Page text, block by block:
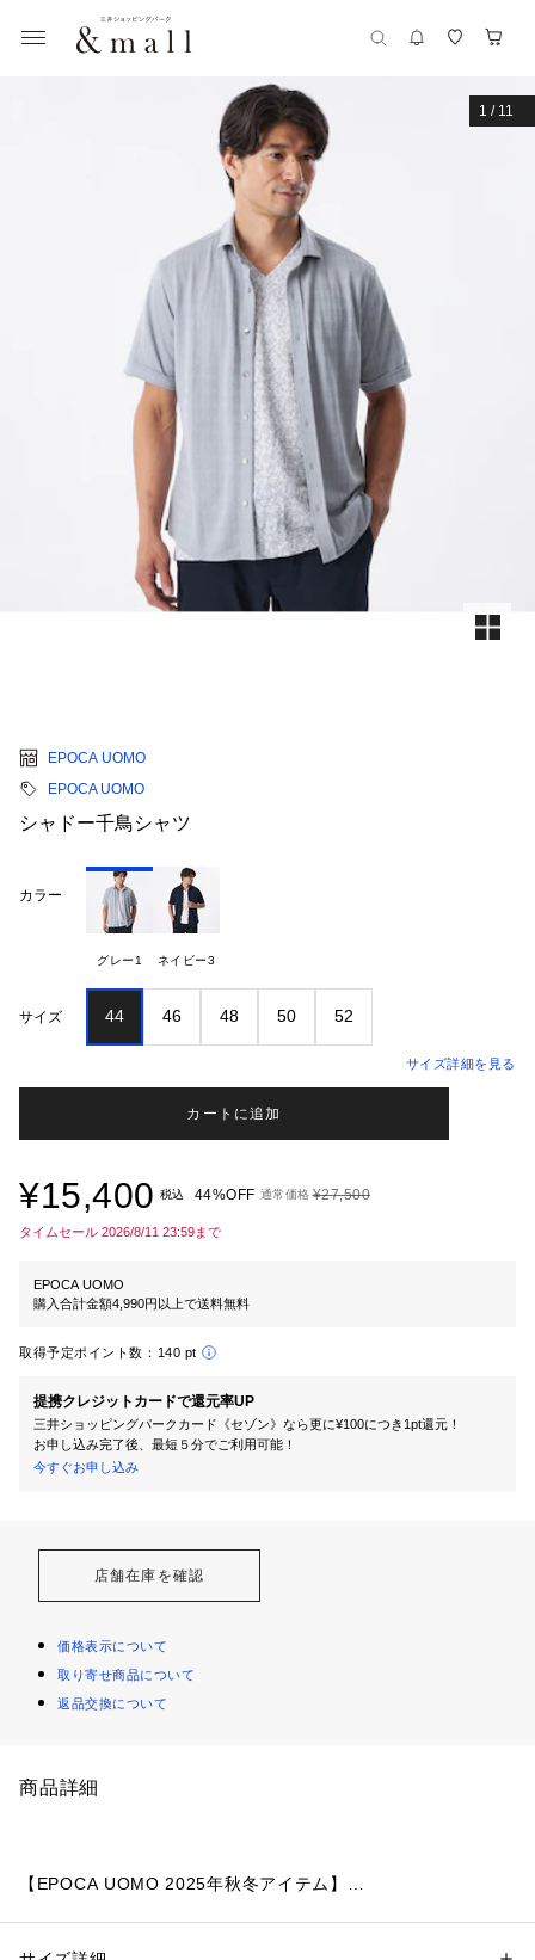
1 / 11
EPOCA UOMO
EPOCA UOMO
シャドー千鳥シャツ
カラー
グレー1 ネイビー3
サイズ 44 46 48 50 52
サイズ詳細を見る
カートに追加
¥15,400 税込 44%OFF 通常価格 ¥27,500
タイムセール 2026/8/11 23:59まで
EPOCA UOMO
購入合計金額4,990円以上で送料無料
取得予定ポイント数： 140 pt
提携クレジットカードで還元率UP
三井ショッピングパークカード《セゾン》なら更に¥100につき1pt還元！
お申し込み完了後、最短５分でご利用可能！
今すぐお申し込み
店舗在庫を確認
価格表示について
取り寄せ商品について
返品交換について
商品詳細
【EPOCA UOMO 2025年秋冬アイテム】